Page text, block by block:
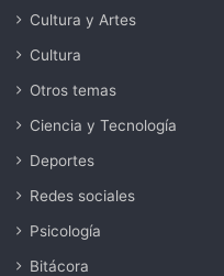
Cultura y Artes
Cultura
Otros temas
Ciencia y Tecnología
Deportes
Redes sociales
Psicología
Bitácora